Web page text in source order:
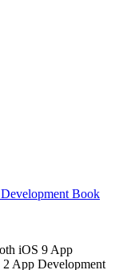
Book
iOS 9 App
2 App Development